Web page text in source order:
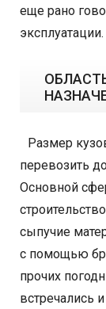
еще рано
эксплуатации.
Размер
перевозить
Основной
сыпучие
с помощью
прочих
встречались